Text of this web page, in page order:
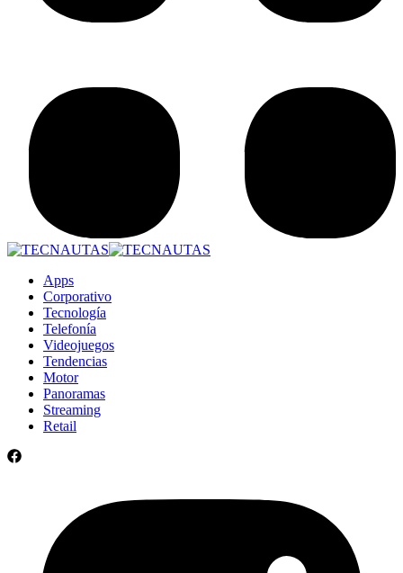
Apps
Corporativo
Tecnología
Telefonía
Videojuegos
Tendencias
Motor
Panoramas
Streaming
Retail